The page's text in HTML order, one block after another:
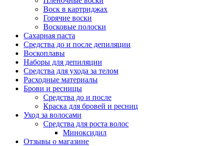
Воск в картриджах
Горячие воски
Восковые полоски
Сахарная паста
Средства до и после депиляции
Воскоплавы
Наборы для депиляции
Средства для ухода за телом
Расходные материалы
Брови и ресницы
Средства до и после
Краска для бровей и ресниц
Уход за волосами
Средства для роста волос
Миноксидил
Отзывы о магазине